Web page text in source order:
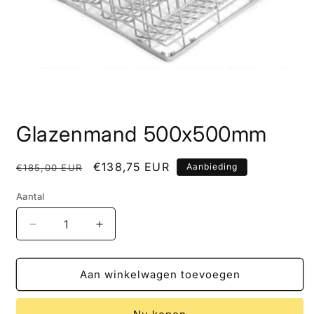
openen
in
Glazenmand 500x500mm
Normale
€185,00 EUR Aanbiedingsprijs
€138,75 EUR Aanbieding
Aantal
Aantal
Aantal
verlagen
voor
Glazenmand
500x500mm
Aantal
verhogen
voor
Glazenmand
500x500mm
Aan winkelwagen toevoegen